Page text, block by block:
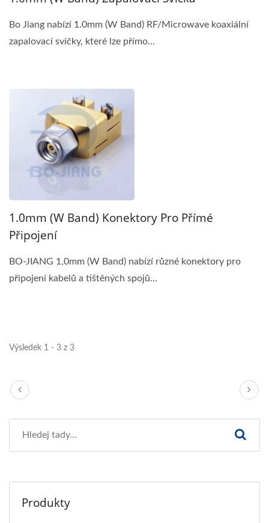
Bo Jiang nabízí 1.0mm (W Band) RF/Microwave koaxiální
zapalovací svíčky, které lze přímo...
1.0mm (W Band) Konektory Pro Přímé
Připojení
BO-JIANG 1,0mm (W Band) nabízí různé konektory pro
připojení kabelů a tištěných spojů...
Výsledek 1 - 3 z 3
Produkty